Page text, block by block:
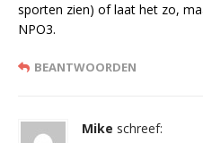
sporten zien) of laat het zo,
NPO3.
BEANTWOORDEN
Mike schreef: